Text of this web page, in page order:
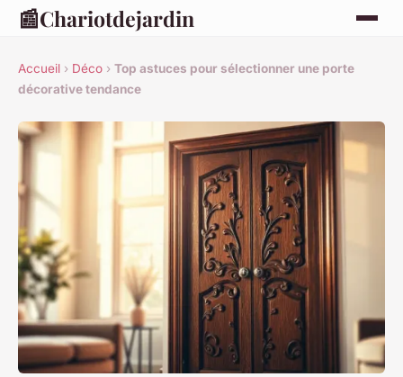
📰Chariotdejardin
Accueil › Déco › Top astuces pour sélectionner une porte
décorative tendance